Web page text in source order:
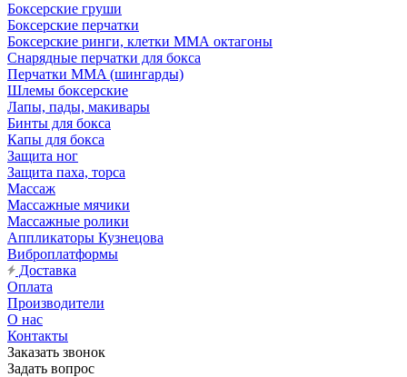
Боксерские груши
Боксерские перчатки
Боксерские ринги, клетки ММА октагоны
Снарядные перчатки для бокса
Перчатки MMA (шингарды)
Шлемы боксерские
Лапы, пады, макивары
Бинты для бокса
Капы для бокса
Защита ног
Защита паха, торса
Массаж
Массажные мячики
Массажные ролики
Аппликаторы Кузнецова
Виброплатформы
Доставка
Оплата
Производители
О нас
Контакты
Заказать звонок
Задать вопрос